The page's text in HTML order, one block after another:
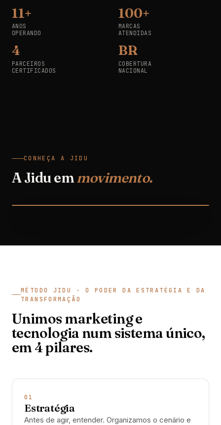
11+
ANOS
OPERANDO
100+
MARCAS
ATENDIDAS
4
PARCEIROS
CERTIFICADOS
BR
COBERTURA
NACIONAL
CONHEÇA A JIDU
A Jidu emmovimento.
MÉTODO JIDU · O PODER DA ESTRATÉGIA E DA
TRANSFORMAÇÃO
Unimos marketing e
tecnologia num sistema único,
em 4 pilares.
01
Estratégia
Antes de agir, entender. Organizamos o cenário e